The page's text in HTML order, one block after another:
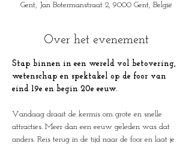
Gent, Jan Botermanstraat 2, 9000 Gent, België
Over het evenement
Stap binnen in een wereld vol betovering,
wetenschap en spektakel op de foor van
eind 19e en begin 20e eeuw.
Vandaag draait de kermis om grote en snelle
attracties. Meer dan een eeuw geleden was dat
anders. Reis terug in de tijd naar de foor en laat je